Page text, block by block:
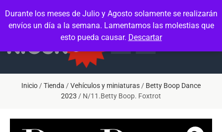
Durante los meses de Julio y Agosto solamente se realizarán
envíos un día a la semana. Lamentamos las molestias que
esto pueda causar. Descartar
Inicio /Tienda /Vehículos y miniaturas / Betty Boop Dance
2023 / N/11.Betty Boop. Foxtrot